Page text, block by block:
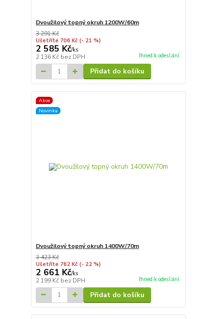
Dvoužilový topný okruh 1200W/60m
3 291 Kč
Ušetříte 706 Kč (- 21 %)
2 585 Kč/ks
2 136 Kč bez DPH Ihned k odeslání
Přidat do košíku
Akce
Novinka
Dvoužilový topný okruh 1400W/70m
3 423 Kč
Ušetříte 762 Kč (- 22 %)
2 661 Kč/ks
2 199 Kč bez DPH Ihned k odeslání
Přidat do košíku